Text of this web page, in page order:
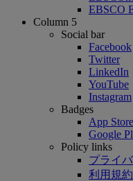
EBSCO
Column 5
Social bar
Facebook
Twitter
LinkedIn
YouTube
Instagram
Badges
App Store
Google
Policy links
プライ
利用規約